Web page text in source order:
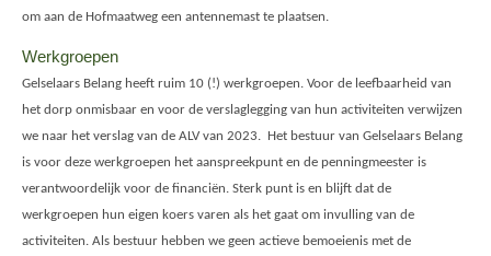
om aan de Hofmaatweg een antennemast te plaatsen.
Werkgroepen
Gelselaars Belang heeft ruim 10 (!) werkgroepen. Voor de leefbaarheid van
het dorp onmisbaar en voor de verslaglegging van hun activiteiten verwijzen
we naar het verslag van de ALV van 2023. Het bestuur van Gelselaars Belang
is voor deze werkgroepen het aanspreekpunt en de penningmeester is
verantwoordelijk voor de financiën. Sterk punt is en blijft dat de
werkgroepen hun eigen koers varen als het gaat om invulling van de
activiteiten. Als bestuur hebben we geen actieve bemoeienis met de